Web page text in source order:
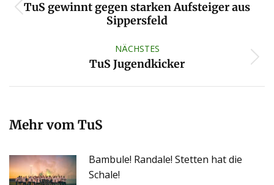
Vorheriger
Beitrag:
TuS gewinnt gegen starken Aufsteiger aus
Sippersfeld
NÄCHSTES
Nächster
TuS Jugendkicker
Mehr vom TuS
Bambule! Randale! Stetten hat die
Schale!